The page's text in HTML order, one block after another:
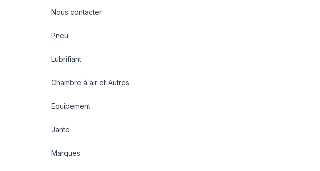
Nous contacter
Pneu
Lubrifiant
Chambre à air et Autres
Equipement
Jante
Marques